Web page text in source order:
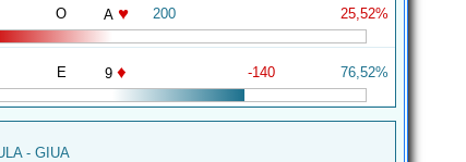
O A ♥ 200 25,52%
E 9 ♦ -140 76,52%
- GIUA